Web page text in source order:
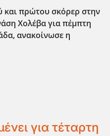
πρώτου σκόρερ στην
Χολέβα για πέμπτη
ανακοίνωσε η
για τέταρτη